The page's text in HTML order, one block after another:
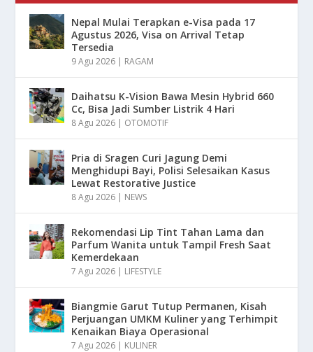
Nepal Mulai Terapkan e-Visa pada 17
Agustus 2026, Visa on Arrival Tetap
Tersedia
9 Agu 2026 | RAGAM
Daihatsu K-Vision Bawa Mesin Hybrid 660
Cc, Bisa Jadi Sumber Listrik 4 Hari
8 Agu 2026 | OTOMOTIF
Pria di Sragen Curi Jagung Demi
Menghidupi Bayi, Polisi Selesaikan Kasus
Lewat Restorative Justice
8 Agu 2026 | NEWS
Rekomendasi Lip Tint Tahan Lama dan
Parfum Wanita untuk Tampil Fresh Saat
Kemerdekaan
7 Agu 2026 | LIFESTYLE
Biangmie Garut Tutup Permanen, Kisah
Perjuangan UMKM Kuliner yang Terhimpit
Kenaikan Biaya Operasional
7 Agu 2026 | KULINER